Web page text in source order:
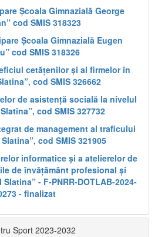
Școala Gimnazială George
cod SMIS 318323
Școala Gimnazială Eugen
cod SMIS 318326
cetățenilor și al firmelor în
cod SMIS 326662
de asistență socială la nivelul
cod SMIS 327732
de management al traficului
cod SMIS 321905
informatice și a atelierelor de
de învățământ profesional și
- F-PNRR-DOTLAB-2024-
- finalizat
Sport 2023-2032